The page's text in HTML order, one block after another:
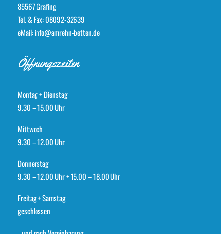
85567 Grafing
Tel. & Fax: 08092-32639
eMail: info@amrehn-betten.de
Öffnungszeiten
Montag + Dienstag
9.30 – 15.00 Uhr
Mittwoch
9.30 – 12.00 Uhr
Donnerstag
9.30 – 12.00 Uhr + 15.00 – 18.00 Uhr
Freitag + Samstag
geschlossen